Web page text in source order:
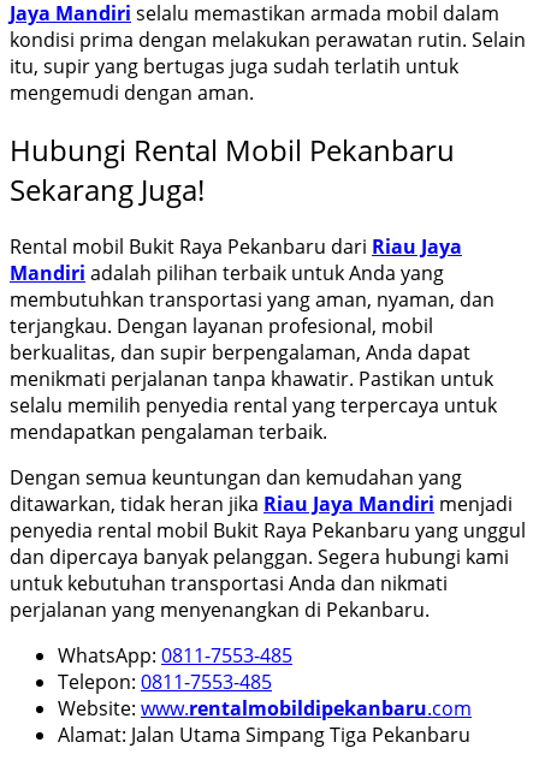
Jaya Mandiri selalu memastikan armada mobil dalam
kondisi prima dengan melakukan perawatan rutin. Selain
itu, supir yang bertugas juga sudah terlatih untuk
mengemudi dengan aman.
Hubungi Rental Mobil Pekanbaru
Sekarang Juga!
Rental mobil Bukit Raya Pekanbaru dari Riau Jaya
Mandiri adalah pilihan terbaik untuk Anda yang
membutuhkan transportasi yang aman, nyaman, dan
terjangkau. Dengan layanan profesional, mobil
berkualitas, dan supir berpengalaman, Anda dapat
menikmati perjalanan tanpa khawatir. Pastikan untuk
selalu memilih penyedia rental yang terpercaya untuk
mendapatkan pengalaman terbaik.
Dengan semua keuntungan dan kemudahan yang
ditawarkan, tidak heran jika Riau Jaya Mandiri menjadi
penyedia rental mobil Bukit Raya Pekanbaru yang unggul
dan dipercaya banyak pelanggan. Segera hubungi kami
untuk kebutuhan transportasi Anda dan nikmati
perjalanan yang menyenangkan di Pekanbaru.
WhatsApp: 0811-7553-485
Telepon: 0811-7553-485
Website: www.rentalmobildipekanbaru.com
Alamat: Jalan Utama Simpang Tiga Pekanbaru